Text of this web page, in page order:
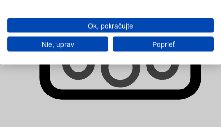
Ok, pokračujte
Nie, uprav
Poprieť